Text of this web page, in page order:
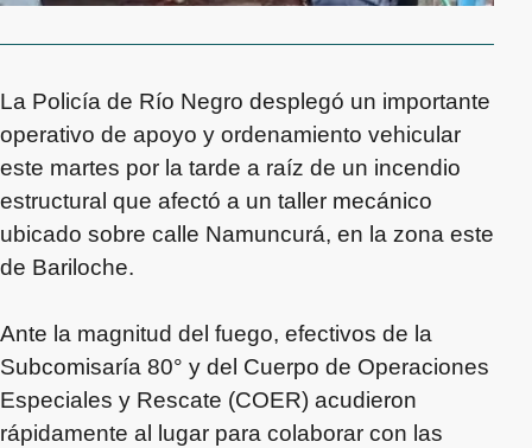
La Policía de Río Negro desplegó un importante
operativo de apoyo y ordenamiento vehicular
este martes por la tarde a raíz de un incendio
estructural que afectó a un taller mecánico
ubicado sobre calle Namuncurá, en la zona este
de Bariloche.
Ante la magnitud del fuego, efectivos de la
Subcomisaría 80° y del Cuerpo de Operaciones
Especiales y Rescate (COER) acudieron
rápidamente al lugar para colaborar con las